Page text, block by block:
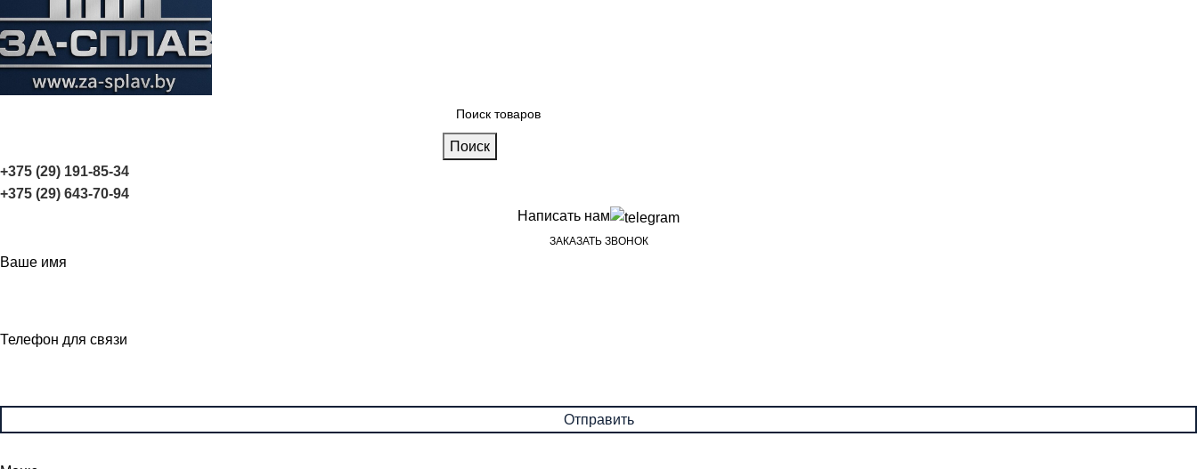
Поиск
+375 (29) 191-85-34
+375 (29) 643-70-94
Написать нам
ЗАКАЗАТЬ ЗВОНОК
Ваше имя
Телефон для связи